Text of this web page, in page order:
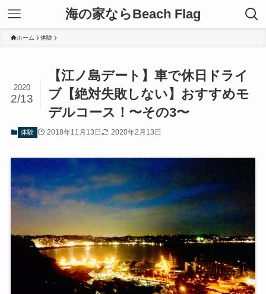
海の家ならBeach Flag
ホーム 体験
【江ノ島デート】車で休日ドライ
ブ【絶対失敗しない】おすすめモ
デルコース！〜その3〜
2020
2/13
体験 2018年11月13日 2020年2月13日